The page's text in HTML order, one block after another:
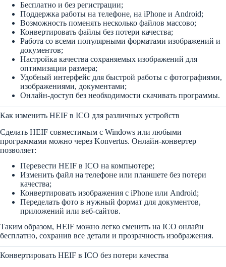
Бесплатно и без регистрации;
Поддержка работы на телефоне, на iPhone и Android;
Возможность поменять несколько файлов массово;
Конвертировать файлы без потери качества;
Работа со всеми популярными форматами изображений и
документов;
Настройка качества сохраняемых изображений для
оптимизации размера;
Удобный интерфейс для быстрой работы с фотографиями,
изображениями, документами;
Онлайн-доступ без необходимости скачивать программы.
Как изменить HEIF в ICO для различных устройств
Сделать HEIF совместимым с Windows или любыми
программами можно через Konvertus. Онлайн-конвертер
позволяет:
Перевести HEIF в ICO на компьютере;
Изменить файл на телефоне или планшете без потери
качества;
Конвертировать изображения с iPhone или Android;
Переделать фото в нужный формат для документов,
приложений или веб-сайтов.
Таким образом, HEIF можно легко сменить на ICO онлайн
бесплатно, сохранив все детали и прозрачность изображения.
Конвертировать HEIF в ICO без потери качества